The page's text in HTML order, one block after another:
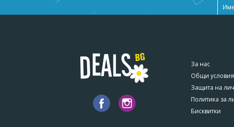
За нас
Общи условия
Защита на
Политика за
Бисквитки